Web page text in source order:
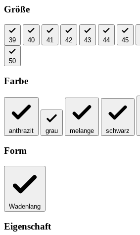
Größe
39 40 41 42 43 44 45
50
Farbe
anthrazit grau melange schwarz
Form
Wadenlang
Eigenschaft